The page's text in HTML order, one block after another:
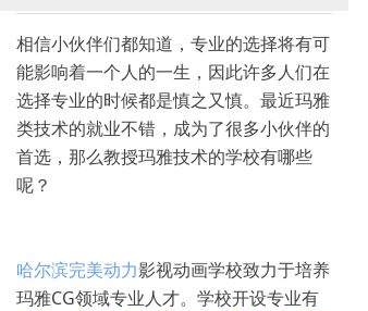
相信小伙伴们都知道，专业的选择将有可
能影响着一个人的一生，因此许多人们在
选择专业的时候都是慎之又慎。最近玛雅
类技术的就业不错，成为了很多小伙伴的
首选，那么教授玛雅技术的学校有哪些
呢？
哈尔滨完美动力影视动画学校致力于培养
玛雅CG领域专业人才。学校开设专业有